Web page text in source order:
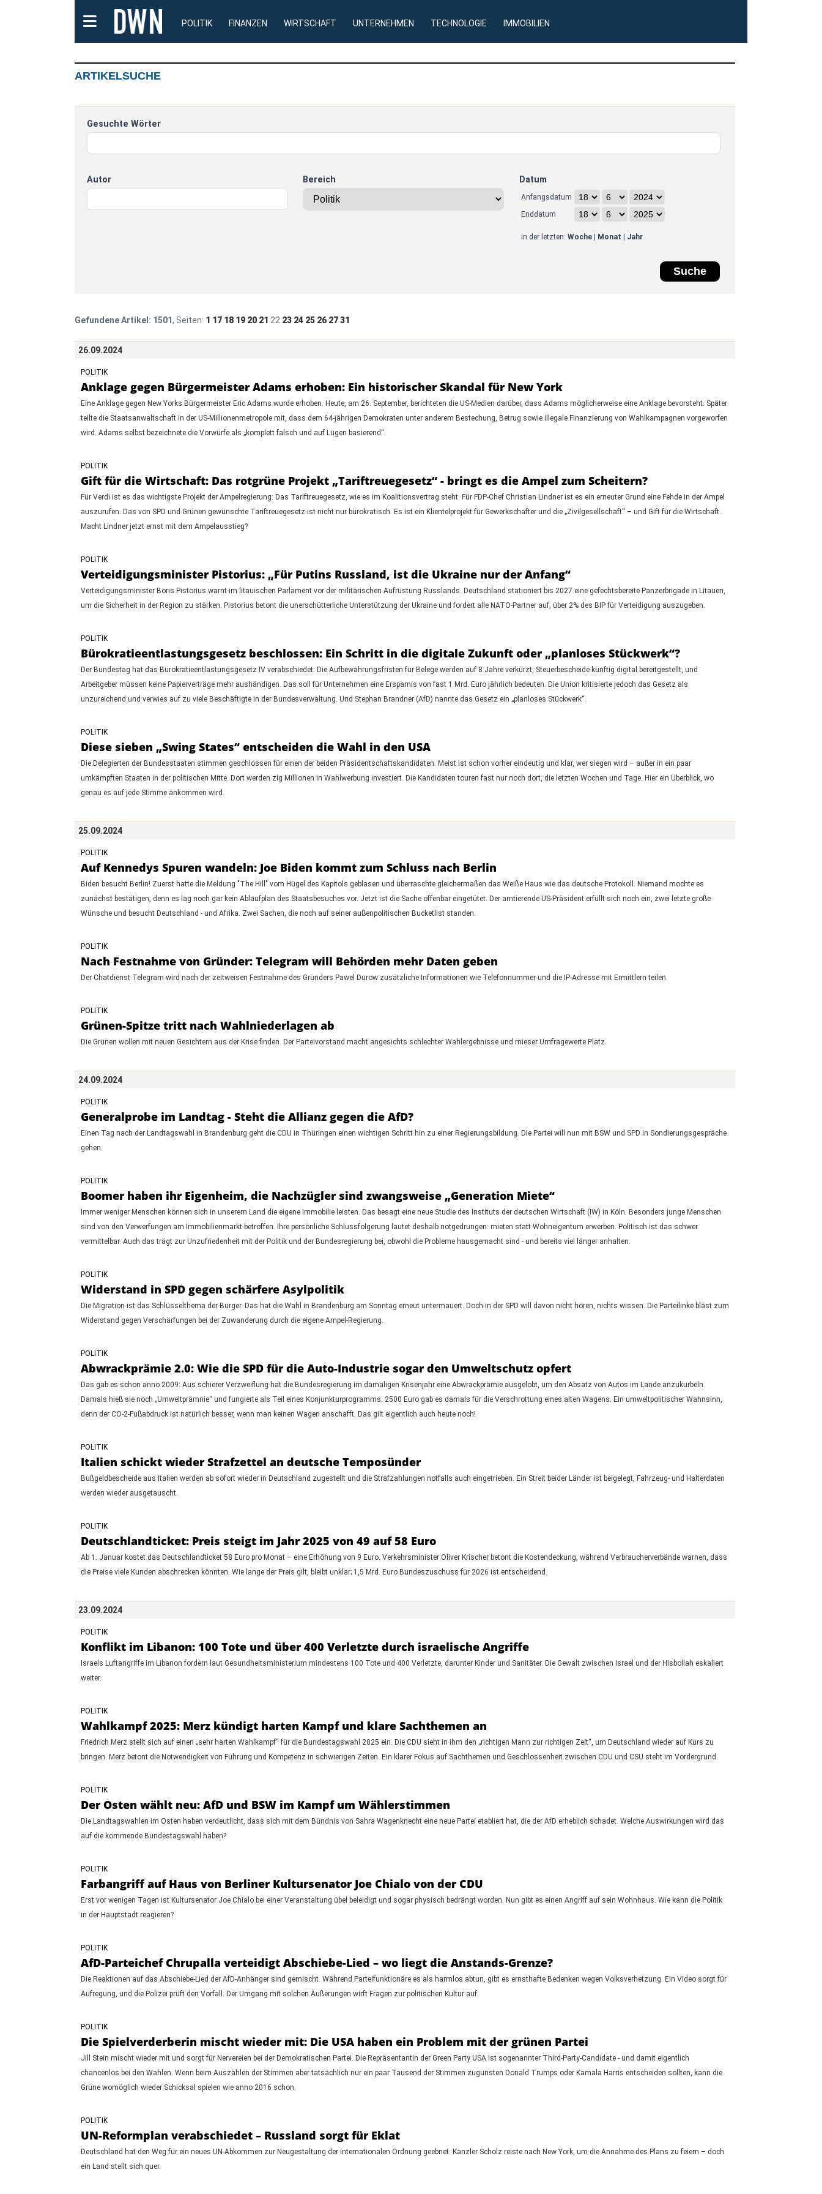
POLITIK FINANZEN WIRTSCHAFT UNTERNEHMEN TECHNOLOGIE IMMOBILIEN
ARTIKELSUCHE
Gesuchte Wörter
Autor Bereich Datum
Anfangsdatum
Enddatum
in der letzten: Woche| Monat Jahr
Gefundene Artikel: 1501, Seiten: 1 17 18 19 20 21 22 23 24 25 26 2731
26.09.2024
POLITIK
Anklage gegen Bürgermeister Adams erhoben: Ein historischer Skandal für New York
Eine Anklage gegen New Yorks Bürgermeister Eric Adams wurde erhoben. Heute, am 26. September, berichteten die US-Medien darüber, dass Adams möglicherweise eine Anklage bevorsteht. Später
teilte die Staatsanwaltschaft in der US-Millionenmetropole mit, dass dem 64-jährigen Demokraten unter anderem Bestechung, Betrug sowie illegale Finanzierung von Wahlkampagnen vorgeworfen
wird. Adams selbst bezeichnete die Vorwürfe als „komplett falsch und auf Lügen basierend“.
POLITIK
Gift für die Wirtschaft: Das rotgrüne Projekt „Tariftreuegesetz“ - bringt es die Ampel zum Scheitern?
Für Verdi ist es das wichtigste Projekt der Ampelregierung: Das Tariftreuegesetz, wie es im Koalitionsvertrag steht. Für FDP-Chef Christian Lindner ist es ein erneuter Grund eine Fehde in der Ampel
auszurufen. Das von SPD und Grünen gewünschte Tariftreuegesetz ist nicht nur bürokratisch. Es ist ein Klientelprojekt für Gewerkschafter und die „Zivilgesellschaft“ – und Gift für die Wirtschaft.
Macht Lindner jetzt ernst mit dem Ampelausstieg?
POLITIK
Verteidigungsminister Pistorius: „Für Putins Russland, ist die Ukraine nur der Anfang“
Verteidigungsminister Boris Pistorius warnt im litauischen Parlament vor der militärischen Aufrüstung Russlands. Deutschland stationiert bis 2027 eine gefechtsbereite Panzerbrigade in Litauen,
um die Sicherheit in der Region zu stärken. Pistorius betont die unerschütterliche Unterstützung der Ukraine und fordert alle NATO-Partner auf, über 2% des BIP für Verteidigung auszugeben.
POLITIK
Bürokratieentlastungsgesetz beschlossen: Ein Schritt in die digitale Zukunft oder „planloses Stückwerk“?
Der Bundestag hat das Bürokratieentlastungsgesetz IV verabschiedet: Die Aufbewahrungsfristen für Belege werden auf 8 Jahre verkürzt, Steuerbescheide künftig digital bereitgestellt, und
Arbeitgeber müssen keine Papierverträge mehr aushändigen. Das soll für Unternehmen eine Ersparnis von fast 1 Mrd. Euro jährlich bedeuten. Die Union kritisierte jedoch das Gesetz als
unzureichend und verwies auf zu viele Beschäftigte in der Bundesverwaltung. Und Stephan Brandner (AfD) nannte das Gesetz ein „planloses Stückwerk“.
POLITIK
Diese sieben „Swing States“ entscheiden die Wahl in den USA
Die Delegierten der Bundesstaaten stimmen geschlossen für einen der beiden Präsidentschaftskandidaten. Meist ist schon vorher eindeutig und klar, wer siegen wird – außer in ein paar
umkämpften Staaten in der politischen Mitte. Dort werden zig Millionen in Wahlwerbung investiert. Die Kandidaten touren fast nur noch dort, die letzten Wochen und Tage. Hier ein Überblick, wo
genau es auf jede Stimme ankommen wird.
25.09.2024
POLITIK
Auf Kennedys Spuren wandeln: Joe Biden kommt zum Schluss nach Berlin
Biden besucht Berlin! Zuerst hatte die Meldung "The Hill" vom Hügel des Kapitols geblasen und überraschte gleichermaßen das Weiße Haus wie das deutsche Protokoll. Niemand mochte es
zunächst bestätigen, denn es lag noch gar kein Ablaufplan des Staatsbesuches vor. Jetzt ist die Sache offenbar eingetütet. Der amtierende US-Präsident erfüllt sich noch ein, zwei letzte große
Wünsche und besucht Deutschland - und Afrika. Zwei Sachen, die noch auf seiner außenpolitischen Bucketlist standen.
POLITIK
Nach Festnahme von Gründer: Telegram will Behörden mehr Daten geben
Der Chatdienst Telegram wird nach der zeitweisen Festnahme des Gründers Pawel Durow zusätzliche Informationen wie Telefonnummer und die IP-Adresse mit Ermittlern teilen.
POLITIK
Grünen-Spitze tritt nach Wahlniederlagen ab
Die Grünen wollen mit neuen Gesichtern aus der Krise finden. Der Parteivorstand macht angesichts schlechter Wahlergebnisse und mieser Umfragewerte Platz.
24.09.2024
POLITIK
Generalprobe im Landtag - Steht die Allianz gegen die AfD?
Einen Tag nach der Landtagswahl in Brandenburg geht die CDU in Thüringen einen wichtigen Schritt hin zu einer Regierungsbildung. Die Partei will nun mit BSW und SPD in Sondierungsgespräche
gehen.
POLITIK
Boomer haben ihr Eigenheim, die Nachzügler sind zwangsweise „Generation Miete“
Immer weniger Menschen können sich in unserem Land die eigene Immobilie leisten. Das besagt eine neue Studie des Instituts der deutschen Wirtschaft (IW) in Köln. Besonders junge Menschen
sind von den Verwerfungen am Immobilienmarkt betroffen. Ihre persönliche Schlussfolgerung lautet deshalb notgedrungen: mieten statt Wohneigentum erwerben. Politisch ist das schwer
vermittelbar. Auch das trägt zur Unzufriedenheit mit der Politik und der Bundesregierung bei, obwohl die Probleme hausgemacht sind - und bereits viel länger anhalten.
POLITIK
Widerstand in SPD gegen schärfere Asylpolitik
Die Migration ist das Schlüsselthema der Bürger. Das hat die Wahl in Brandenburg am Sonntag erneut untermauert. Doch in der SPD will davon nicht hören, nichts wissen. Die Parteilinke bläst zum
Widerstand gegen Verschärfungen bei der Zuwanderung durch die eigene Ampel-Regierung.
POLITIK
Abwrackprämie 2.0: Wie die SPD für die Auto-Industrie sogar den Umweltschutz opfert
Das gab es schon anno 2009: Aus schierer Verzweiflung hat die Bundesregierung im damaligen Krisenjahr eine Abwrackprämie ausgelobt, um den Absatz von Autos im Lande anzukurbeln.
Damals hieß sie noch „Umweltprämnie“ und fungierte als Teil eines Konjunkturprogramms. 2500 Euro gab es damals für die Verschrottung eines alten Wagens. Ein umweltpolitischer Wahnsinn,
denn der CO-2-Fußabdruck ist natürlich besser, wenn man keinen Wagen anschafft. Das gilt eigentlich auch heute noch!
POLITIK
Italien schickt wieder Strafzettel an deutsche Temposünder
Bußgeldbescheide aus Italien werden ab sofort wieder in Deutschland zugestellt und die Strafzahlungen notfalls auch eingetrieben. Ein Streit beider Länder ist beigelegt, Fahrzeug- und Halterdaten
werden wieder ausgetauscht.
POLITIK
Deutschlandticket: Preis steigt im Jahr 2025 von 49 auf 58 Euro
Ab 1. Januar kostet das Deutschlandticket 58 Euro pro Monat – eine Erhöhung von 9 Euro. Verkehrsminister Oliver Krischer betont die Kostendeckung, während Verbraucherverbände warnen, dass
die Preise viele Kunden abschrecken könnten. Wie lange der Preis gilt, bleibt unklar; 1,5 Mrd. Euro Bundeszuschuss für 2026 ist entscheidend.
23.09.2024
POLITIK
Konflikt im Libanon: 100 Tote und über 400 Verletzte durch israelische Angriffe
Israels Luftangriffe im Libanon fordern laut Gesundheitsministerium mindestens 100 Tote und 400 Verletzte, darunter Kinder und Sanitäter. Die Gewalt zwischen Israel und der Hisbollah eskaliert
weiter.
POLITIK
Wahlkampf 2025: Merz kündigt harten Kampf und klare Sachthemen an
Friedrich Merz stellt sich auf einen „sehr harten Wahlkampf“ für die Bundestagswahl 2025 ein. Die CDU sieht in ihm den „richtigen Mann zur richtigen Zeit“, um Deutschland wieder auf Kurs zu
bringen. Merz betont die Notwendigkeit von Führung und Kompetenz in schwierigen Zeiten. Ein klarer Fokus auf Sachthemen und Geschlossenheit zwischen CDU und CSU steht im Vordergrund.
POLITIK
Der Osten wählt neu: AfD und BSW im Kampf um Wählerstimmen
Die Landtagswahlen im Osten haben verdeutlicht, dass sich mit dem Bündnis von Sahra Wagenknecht eine neue Partei etabliert hat, die der AfD erheblich schadet. Welche Auswirkungen wird das
auf die kommende Bundestagswahl haben?
POLITIK
Farbangriff auf Haus von Berliner Kultursenator Joe Chialo von der CDU
Erst vor wenigen Tagen ist Kultursenator Joe Chialo bei einer Veranstaltung übel beleidigt und sogar physisch bedrängt worden. Nun gibt es einen Angriff auf sein Wohnhaus. Wie kann die Politik
in der Hauptstadt reagieren?
POLITIK
AfD-Parteichef Chrupalla verteidigt Abschiebe-Lied – wo liegt die Anstands-Grenze?
Die Reaktionen auf das Abschiebe-Lied der AfD-Anhänger sind gemischt. Während Parteifunktionäre es als harmlos abtun, gibt es ernsthafte Bedenken wegen Volksverhetzung. Ein Video sorgt für
Aufregung, und die Polizei prüft den Vorfall. Der Umgang mit solchen Äußerungen wirft Fragen zur politischen Kultur auf.
POLITIK
Die Spielverderberin mischt wieder mit: Die USA haben ein Problem mit der grünen Partei
Jill Stein mischt wieder mit und sorgt für Nervereien bei der Demokratischen Partei. Die Repräsentantin der Green Party USA ist sogenannter Third-Party-Candidate - und damit eigentlich
chancenlos bei den Wahlen. Wenn beim Auszählen der Stimmen aber tatsächlich nur ein paar Tausend der Stimmen zugunsten Donald Trumps oder Kamala Harris entscheiden sollten, kann die
Grüne womöglich wieder Schicksal spielen wie anno 2016 schon.
POLITIK
UN-Reformplan verabschiedet – Russland sorgt für Eklat
Deutschland hat den Weg für ein neues UN-Abkommen zur Neugestaltung der internationalen Ordnung geebnet. Kanzler Scholz reiste nach New York, um die Annahme des Plans zu feiern – doch
ein Land stellt sich quer.